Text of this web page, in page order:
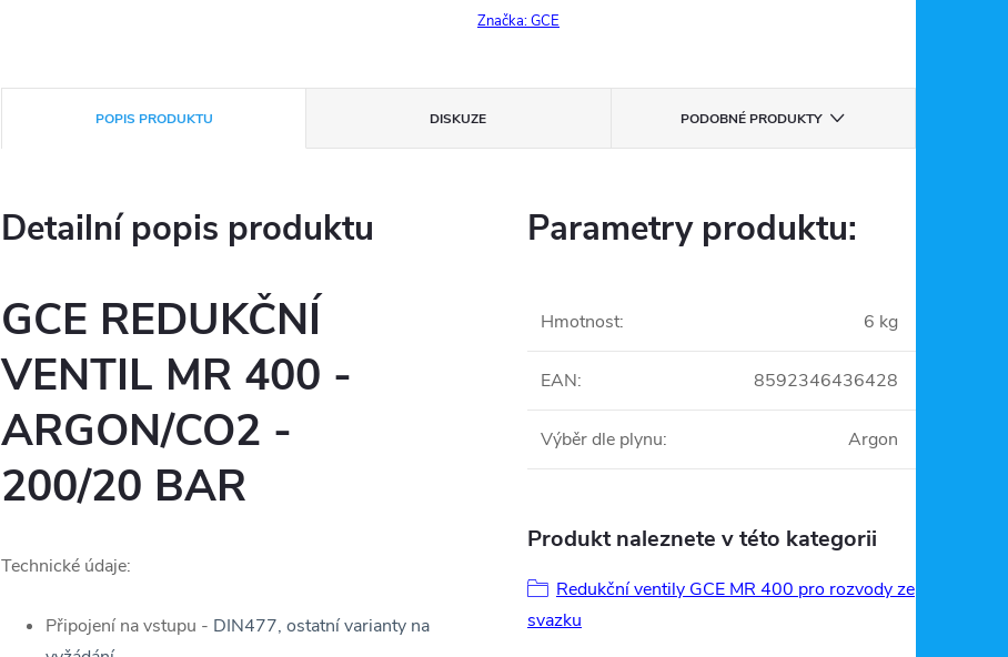
Značka:GCE
POPIS PRODUKTU DISKUZE PODOBNÉ PRODUKTY
Detailní popis produktu
GCE REDUKČNÍ
VENTIL MR 400 -
ARGON/CO2 -
200/20 BAR
Technické údaje:
Připojení na vstupu - DIN477, ostatní varianty na
Parametry produktu:
Hmotnost: 6 kg
EAN: 8592346436428
Výběr dle plynu: Argon
Produkt naleznete v této kategorii
Redukční ventily GCE MR 400 pro rozvody ze
svazku